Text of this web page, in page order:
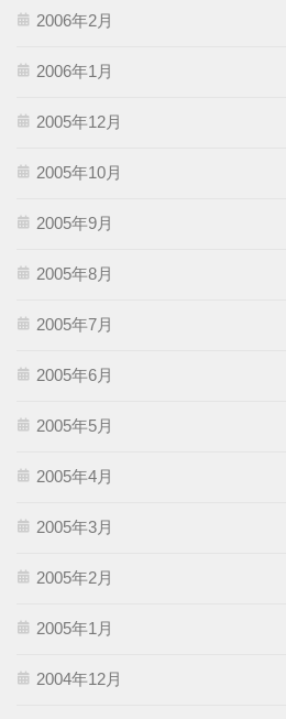
2006年2月
2006年1月
2005年12月
2005年10月
2005年9月
2005年8月
2005年7月
2005年6月
2005年5月
2005年4月
2005年3月
2005年2月
2005年1月
2004年12月